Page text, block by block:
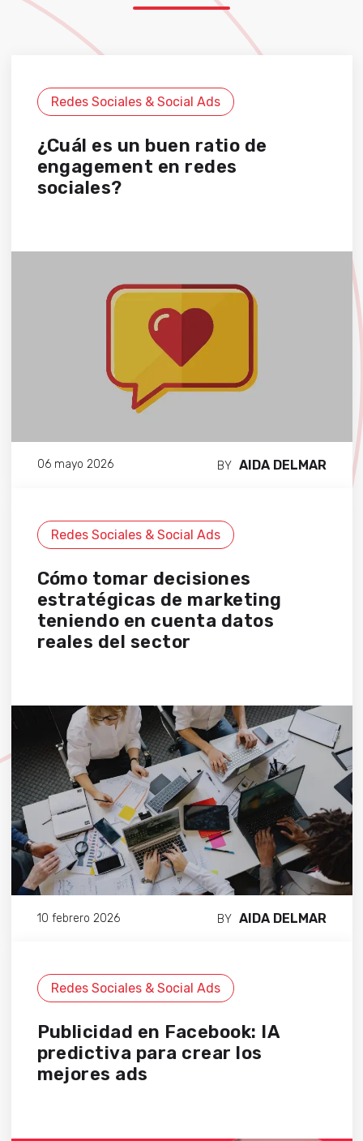
Redes Sociales & Social Ads
¿Cuál es un buen ratio de
engagement en redes
sociales?
06 mayo 2026 BY AIDA DELMAR
Redes Sociales & Social Ads
Cómo tomar decisiones
estratégicas de marketing
teniendo en cuenta datos
reales del sector
10 febrero 2026 BY AIDA DELMAR
Redes Sociales & Social Ads
Publicidad en Facebook: IA
predictiva para crear los
mejores ads